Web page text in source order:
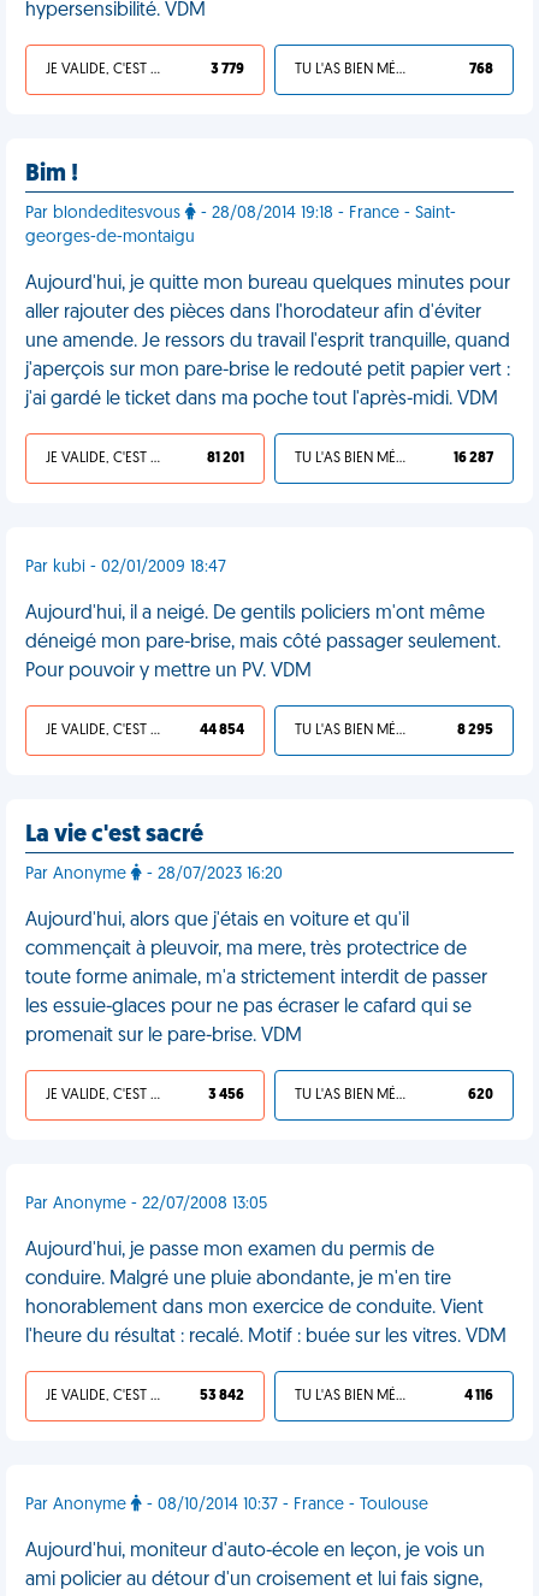
hypersensibilité. VDM
JE VALIDE, C'EST UNE VDM 3 779 TU L'AS BIEN MÉRITÉ 768
Bim !
Par blondeditesvous
- 28/08/2014 19:18 - France - Saint-
georges-de-montaigu
Aujourd'hui, je quitte mon bureau quelques minutes pour
aller rajouter des pièces dans l'horodateur afin d'éviter
une amende. Je ressors du travail l'esprit tranquille, quand
j'aperçois sur mon pare-brise le redouté petit papier vert :
j'ai gardé le ticket dans ma poche tout l'après-midi. VDM
JE VALIDE, C'EST UNE VDM 81 201 TU L'AS BIEN MÉRITÉ 16 287
Par kubi - 02/01/2009 18:47
Aujourd'hui, il a neigé. De gentils policiers m'ont même
déneigé mon pare-brise, mais côté passager seulement.
Pour pouvoir y mettre un PV. VDM
JE VALIDE, C'EST UNE VDM 44 854 TU L'AS BIEN MÉRITÉ 8 295
La vie c'est sacré
Par Anonyme - 28/07/2023 16:20
Aujourd'hui, alors que j'étais en voiture et qu'il
commençait à pleuvoir, ma mere, très protectrice de
toute forme animale, m'a strictement interdit de passer
les essuie-glaces pour ne pas écraser le cafard qui se
promenait sur le pare-brise. VDM
JE VALIDE, C'EST UNE VDM 3 456 TU L'AS BIEN MÉRITÉ 620
Par Anonyme - 22/07/2008 13:05
Aujourd'hui, je passe mon examen du permis de
conduire. Malgré une pluie abondante, je m'en tire
honorablement dans mon exercice de conduite. Vient
l'heure du résultat : recalé. Motif : buée sur les vitres. VDM
JE VALIDE, C'EST UNE VDM 53 842 TU L'AS BIEN MÉRITÉ 4 116
Par Anonyme - 08/10/2014 10:37 - France - Toulouse
Aujourd'hui, moniteur d'auto-école en leçon, je vois un
ami policier au détour d'un croisement et lui fais signe,